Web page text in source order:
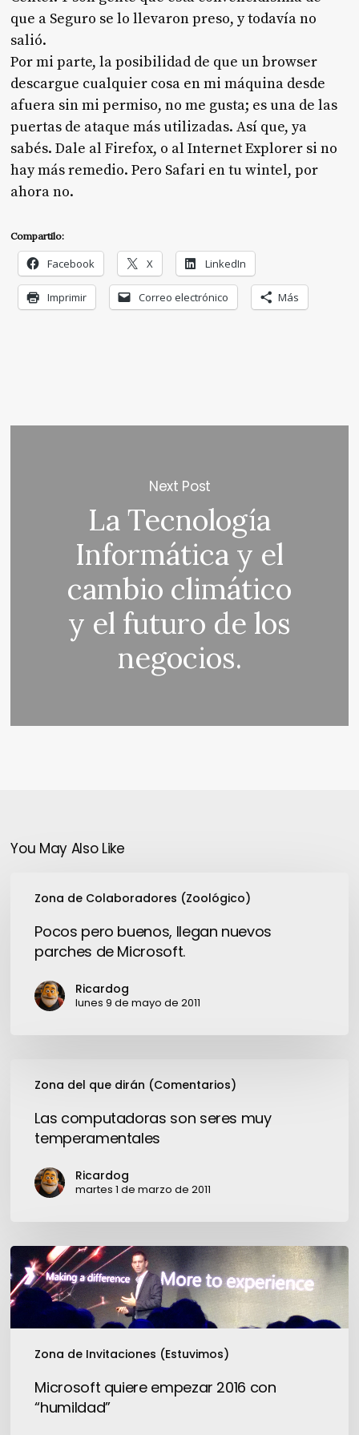
que a Seguro se lo llevaron preso, y todavía no
salió.
Por mi parte, la posibilidad de que un browser
descargue cualquier cosa en mi máquina desde
afuera sin mi permiso, no me gusta; es una de las
puertas de ataque más utilizadas. Así que, ya
sabés. Dale al Firefox, o al Internet Explorer si no
hay más remedio. Pero Safari en tu wintel, por
ahora no.
Compartilo:
Facebook X LinkedIn
Imprimir Correo electrónico Más
Next Post
La Tecnología
Informática y el
cambio climático
y el futuro de los
negocios.
You May Also Like
Zona de Colaboradores (Zoológico)
pero
llegan
nuevos
parches
Pocos pero buenos, llegan nuevos
parches de Microsoft.
Ricardog
lunes 9 de mayo de 2011
Zona del que dirán (Comentarios)
computadoras
seres
temperamentales
Las computadoras son seres muy
temperamentales
Ricardog
martes 1 de marzo de 2011
Zona de Invitaciones (Estuvimos)
Microsoft
quiere
empezar
2016
“humildad”
Microsoft quiere empezar 2016 con
“humildad”